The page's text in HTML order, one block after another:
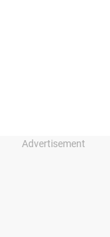
Advertisement